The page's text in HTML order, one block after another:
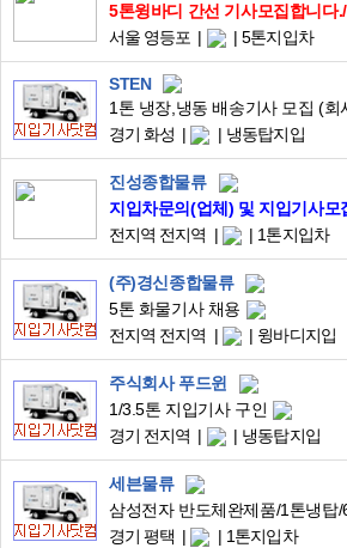
서울 영등포
5톤지입차
STEN
경기 화성
냉동탑지입
진성종합물류
전지역 전지역
1톤지입차
(주)경신종합물류
5톤 화물기사 채용
전지역 전지역
윙바디지입
주식회사 푸드윈
1/3.5톤 지입기사 구인
경기 전지역
냉동탑지입
세븐물류
경기 평택
1톤지입차